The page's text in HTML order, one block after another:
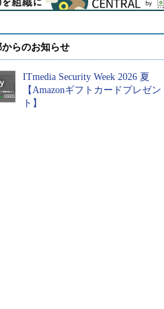
らのお知らせ
ITmedia Security Week 2026 夏
【Amazonギフトカードプレゼン
ト】